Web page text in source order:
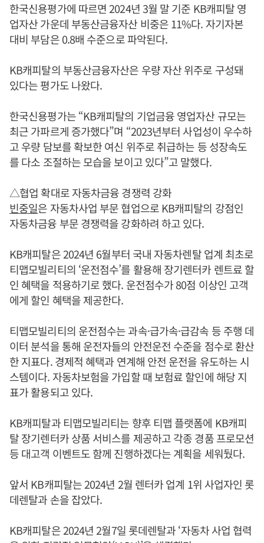
한국신용평가에 따르면 2024년 3월 말 기준 KB캐피탈 영
업자산 가운데 부동산금융자산 비중은 11%다. 자기자본
대비 부담은 0.8배 수준으로 파악된다.
KB캐피탈의 부동산금융자산은 우량 자산 위주로 구성돼
있다는 평가도 나왔다.
한국신용평가는 “KB캐피탈의 기업금융 영업자산 규모는
최근 가파르게 증가했다”며 “2023년부터 사업성이 우수하
고 우량 담보를 확보한 여신 위주로 취급하는 등 성장속도
를 다소 조절하는 모습을 보이고 있다”고 말했다.
△협업 확대로 자동차금융 경쟁력 강화
빈중일은 자동차사업 부문 협업으로 KB캐피탈의 강점인
자동차금융 부문 경쟁력을 강화하려 하고 있다.
KB캐피탈은 2024년 6월부터 국내 자동차렌탈 업계 최초로
티맵모빌리티의 ‘운전점수’를 활용해 장기렌터카 렌트료 할
인 혜택을 적용하기로 했다. 운전점수가 80점 이상인 고객
에게 할인 혜택을 제공한다.
티맵모빌리티의 운전점수는 과속·급가속·급감속 등 주행 데
이터 분석을 통해 운전자들의 안전운전 수준을 점수로 환산
한 지표다. 경제적 혜택과 연계해 안전 운전을 유도하는 시
스템이다. 자동차보험을 가입할 때 보험료 할인에 해당 지
표가 활용되고 있다.
KB캐피탈과 티맵모빌리티는 향후 티맵 플랫폼에 KB캐피
탈 장기렌터카 상품 서비스를 제공하고 각종 경품 프로모션
등 대고객 이벤트도 함께 진행하겠다는 계획을 세워뒀다.
앞서 KB캐피탈는 2024년 2월 렌터카 업계 1위 사업자인 롯
데렌탈과 손을 잡았다.
KB캐피탈은 2024년 2월7일 롯데렌탈과 ‘자동차 사업 협력